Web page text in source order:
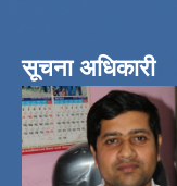
सूचना अधिकारी